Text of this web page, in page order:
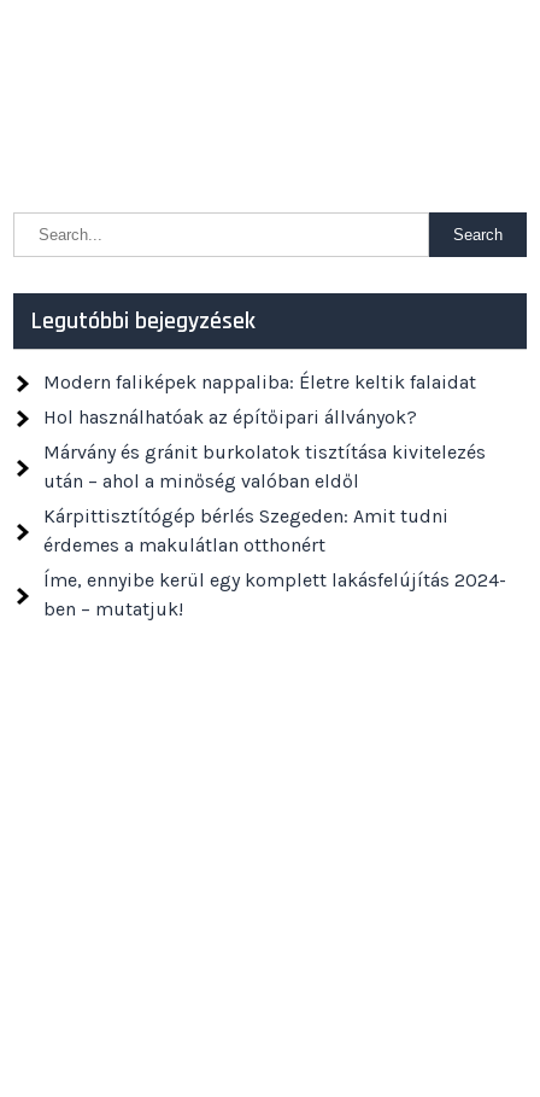
Legutóbbi bejegyzések
Modern faliképek nappaliba: Életre keltik falaidat
Hol használhatóak az építőipari állványok?
Márvány és gránit burkolatok tisztítása kivitelezés
után – ahol a minőség valóban eldől
Kárpittisztítógép bérlés Szegeden: Amit tudni
érdemes a makulátlan otthonért
Íme, ennyibe kerül egy komplett lakásfelújítás 2024-
ben – mutatjuk!